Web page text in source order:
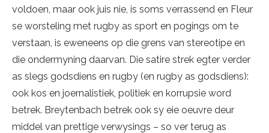
voldoen, maar ook juis nie, is soms verrassend en Fleur
se worsteling met rugby as sport en pogings om te
verstaan, is eweneens op die grens van stereotipe en
die ondermyning daarvan. Die satire strek egter verder
as slegs godsdiens en rugby (en rugby as godsdiens):
ook kos en joernalistiek, politiek en korrupsie word
betrek. Breytenbach betrek ook sy eie oeuvre deur
middel van prettige verwysings – so ver terug as